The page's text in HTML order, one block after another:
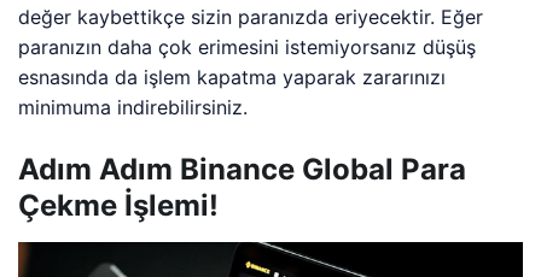
değer kaybettikçe sizin paranızda eriyecektir. Eğer
paranızın daha çok erimesini istemiyorsanız düşüş
esnasında da işlem kapatma yaparak zararınızı
minimuma indirebilirsiniz.
Adım Adım Binance Global Para
Çekme İşlemi!